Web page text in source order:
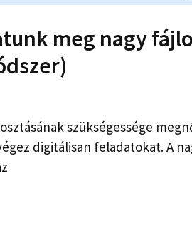
meg nagy
szükségessége
digitálisan feladatokat. A